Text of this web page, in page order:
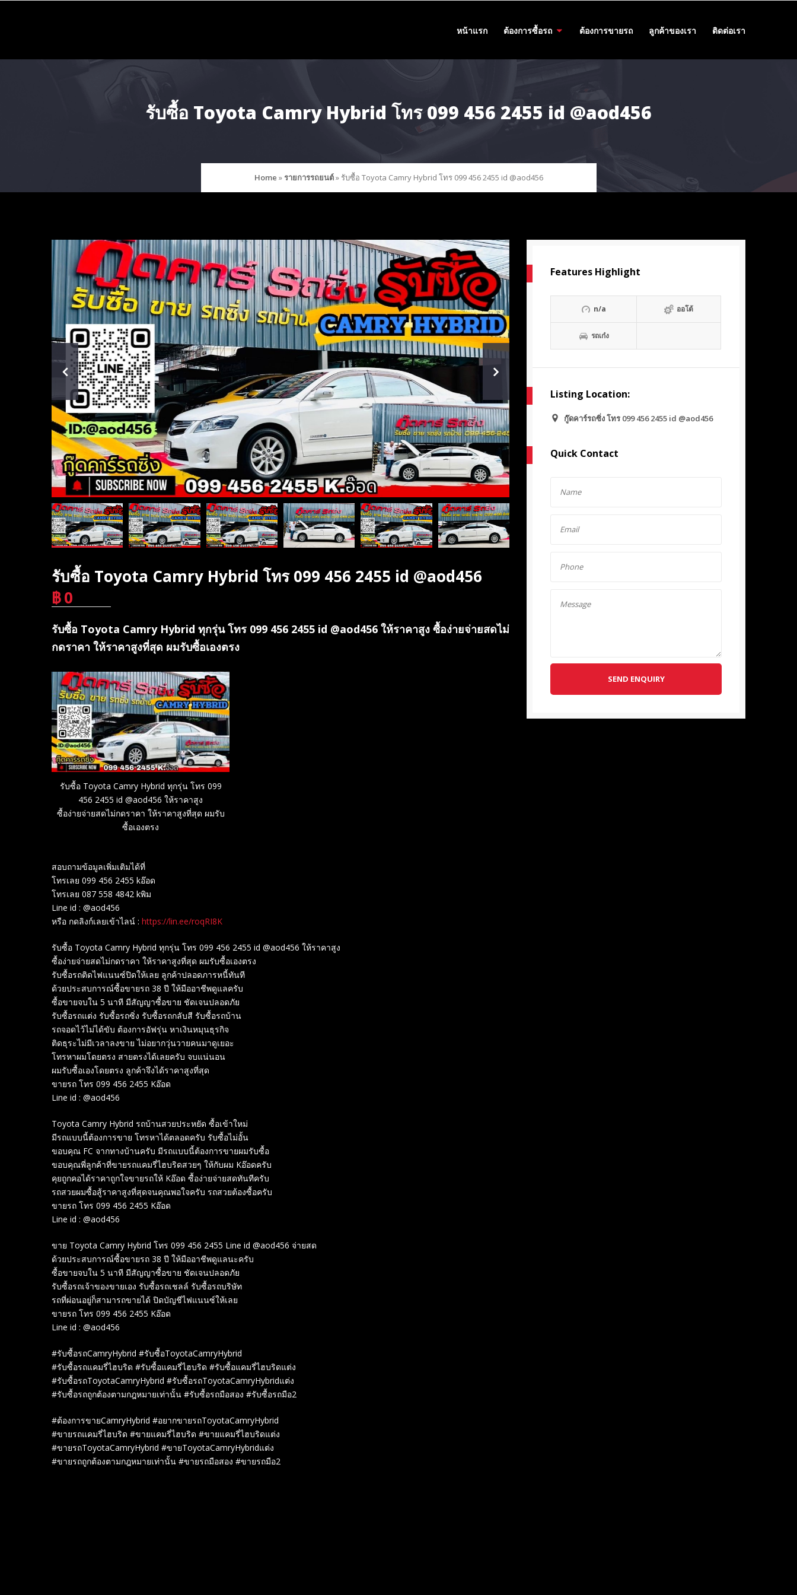
หน้าแรก ต้องการซื้อรถ ต้องการขายรถ ลูกค้าของเรา ติดต่อเรา
รับซื้อ Toyota Camry Hybrid โทร 099 456 2455 id @aod456
Home »รายการรถยนต์» รับซื้อ Toyota Camry Hybrid โทร 099 456 2455 id @aod456
รับซื้อ Toyota Camry Hybrid โทร 099 456 2455 id @aod456
฿0
รับซื้อ Toyota Camry Hybrid ทุกรุ่น โทร 099 456 2455 id @aod456 ให้ราคาสูง ซื้อง่ายจ่ายสดไม่
กดราคา ให้ราคาสูงที่สุด ผมรับซื้อเองตรง
รับซื้อ Toyota Camry Hybrid ทุกรุ่น โทร 099
456 2455 id @aod456 ให้ราคาสูง
ซื้อง่ายจ่ายสดไม่กดราคา ให้ราคาสูงที่สุด ผมรับ
ซื้อเองตรง
สอบถามข้อมูลเพิ่มเติมได้ที่
โทรเลย 099 456 2455 kอ๊อด
โทรเลย 087 558 4842 kพิม
Line id : @aod456
หรือ กดลิงก์เลยเข้าไลน์ : https://lin.ee/roqRI8K
รับซื้อ Toyota Camry Hybrid ทุกรุ่น โทร 099 456 2455 id @aod456 ให้ราคาสูง
ซื้อง่ายจ่ายสดไม่กดราคา ให้ราคาสูงที่สุด ผมรับซื้อเองตรง
รับซื้อรถติดไฟแนนซ์ปิดให้เลย ลูกค้าปลอดภารหนี้ทันที
ด้วยประสบการณ์ซื้อขายรถ 38 ปี ให้มืออาชีพดูแลครับ
ซื้อขายจบใน 5 นาที มีสัญญาซื้อขาย ชัดเจนปลอดภัย
รับซื้อรถแต่ง รับซื้อรถซิ่ง รับซื้อรถกลับสี รับซื้อรถบ้าน
รถจอดไว้ไม่ได้ขับ ต้องการอัฟรุ่น หาเงินหมุนธุรกิจ
ติดธุระไม่มีเวลาลงขาย ไม่อยากวุ่นวายคนมาดูเยอะ
โทรหาผมโดยตรง สายตรงได้เลยครับ จบแน่นอน
ผมรับซื้อเองโดยตรง ลูกค้าจึงได้ราคาสูงที่สุด
ขายรถ โทร 099 456 2455 Kอ๊อด
Line id : @aod456
Toyota Camry Hybrid รถบ้านสวยประหยัด ซื้อเข้าใหม่
มีรถแบบนี้ต้องการขาย โทรหาได้ตลอดครับ รับซื้อไม่อั้น
ขอบคุณ FC จากทางบ้านครับ มีรถแบบนี้ต้องการขายผมรับซื้อ
ขอบคุณพี่ลูกค้าที่ขายรถแคมรี่ไฮบริดสวยๆ ให้กับผม Kอ๊อดครับ
คุยถูกคอได้ราคาถูกใจขายรถให้ Kอ๊อด ซื้อง่ายจ่ายสดทันทีครับ
รถสวยผมซื้อสู้ราคาสูงที่สุดจนคุณพอใจครับ รถสวยต้องซื้อครับ
ขายรถ โทร 099 456 2455 Kอ๊อด
Line id : @aod456
ขาย Toyota Camry Hybrid โทร 099 456 2455 Line id @aod456 จ่ายสด
ด้วยประสบการณ์ซื้อขายรถ 38 ปี ให้มืออาชีพดูแลนะครับ
ซื้อขายจบใน 5 นาที มีสัญญาซื้อขาย ชัดเจนปลอดภัย
รับซื้อรถเจ้าของขายเอง รับซื้อรถเชลล์ รับซื้อรถบริษัท
รถที่ผ่อนอยู่ก็สามารถขายได้ ปิดบัญชีไฟแนนซ์ให้เลย
ขายรถ โทร 099 456 2455 Kอ๊อด
Line id : @aod456
#รับซื้อรถCamryHybrid #รับซื้อToyotaCamryHybrid
#รับซื้อรถแคมรี่ไฮบริด #รับซื้อแคมรี่ไฮบริด #รับซื้อแคมรี่ไฮบริดแต่ง
#รับซื้อรถToyotaCamryHybrid #รับซื้อรถToyotaCamryHybridแต่ง
#รับซื้อรถถูกต้องตามกฎหมายเท่านั้น #รับซื้อรถมือสอง #รับซื้อรถมือ2
#ต้องการขายCamryHybrid #อยากขายรถToyotaCamryHybrid
#ขายรถแคมรี่ไฮบริด #ขายแคมรี่ไฮบริด #ขายแคมรี่ไฮบริดแต่ง
#ขายรถToyotaCamryHybrid #ขายToyotaCamryHybridแต่ง
#ขายรถถูกต้องตามกฎหมายเท่านั้น #ขายรถมือสอง #ขายรถมือ2
Features Highlight
n/a ออโต้
รถเก๋ง
Listing Location:
กู๊ดคาร์รถซิ่ง โทร 099 456 2455 id @aod456
Quick Contact
SEND ENQUIRY